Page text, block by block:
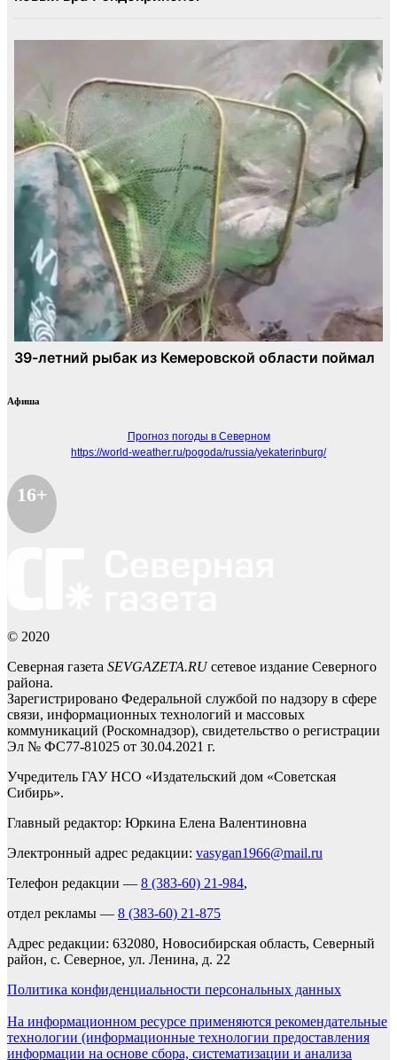
Афиша
Прогноз погоды в Северном
https://world-weather.ru/pogoda/russia/yekaterinburg/
16+
© 2020
Северная газета SEVGAZETA.RUсетевое издание Северного
района.
Зарегистрировано Федеральной службой по надзору в сфере
связи, информационных технологий и массовых
коммуникаций (Роскомнадзор), свидетельство о регистрации
Эл № ФС77-81025 от 30.04.2021 г.
Учредитель ГАУ НСО «Издательский дом «Советская
Сибирь».
Главный редактор: Юркина Елена Валентиновна
Электронный адрес редакции: vasygan1966@mail.ru
Телефон редакции — 8 (383-60) 21-984,
отдел рекламы — 8 (383-60) 21-875
Адрес редакции: 632080, Новосибирская область, Северный
район, с. Северное, ул. Ленина, д. 22
Политика конфиденциальности персональных данных
На информационном ресурсе применяются рекомендательные
технологии (информационные технологии предоставления
информации на основе сбора, систематизации и анализа